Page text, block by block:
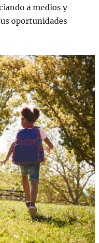
a medios y
oportunidades